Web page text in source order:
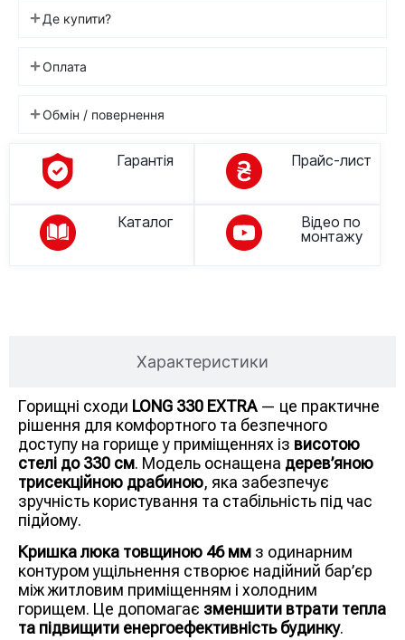
Де купити?
Оплата
Обмін / повернення
Гарантія Прайс-лист
Каталог
Відео по
монтажу
Характеристики
Горищні сходи LONG 330 EXTRA— це практичне
рішення для комфортного та безпечного
доступу на горище у приміщеннях із висотою
стелі до 330 см. Модель оснащена дерев’яною
трисекційною драбиною, яка забезпечує
зручність користування та стабільність під час
підйому.
Кришка люка товщиною 46 мм з одинарним
контуром ущільнення створює надійний бар’єр
між житловим приміщенням і холодним
горищем. Це допомагає зменшити втрати тепла
та підвищити енергоефективність будинку.